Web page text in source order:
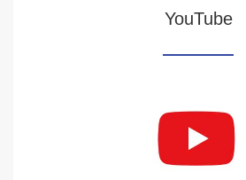
YouTube